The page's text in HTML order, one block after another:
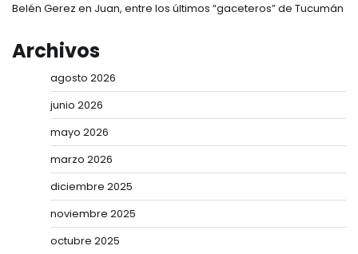
Belén Gerez en Juan, entre los últimos “gaceteros” de Tucumán
Archivos
agosto 2026
junio 2026
mayo 2026
marzo 2026
diciembre 2025
noviembre 2025
octubre 2025